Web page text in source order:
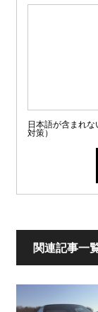
日本語が含まれ
対策）
関連記事一